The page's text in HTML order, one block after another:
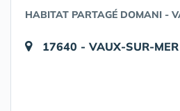
HABITAT PARTAGÉ DOMANI -
17640 - VAUX-SUR-MER